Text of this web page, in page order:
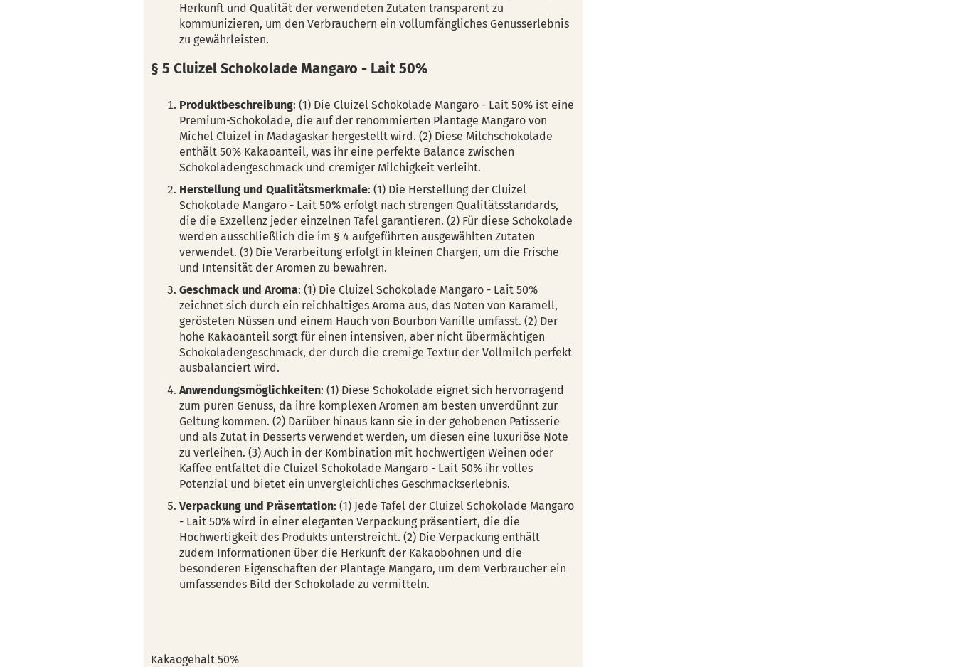
Herkunft und Qualität der verwendeten Zutaten transparent zu
kommunizieren, um den Verbrauchern ein vollumfängliches Genusserlebnis
zu gewährleisten.
§ 5 Cluizel Schokolade Mangaro - Lait 50%
Produktbeschreibung: (1) Die Cluizel Schokolade Mangaro - Lait 50% ist eine
Premium-Schokolade, die auf der renommierten Plantage Mangaro von
Michel Cluizel in Madagaskar hergestellt wird. (2) Diese Milchschokolade
enthält 50% Kakaoanteil, was ihr eine perfekte Balance zwischen
Schokoladengeschmack und cremiger Milchigkeit verleiht.
Herstellung und Qualitätsmerkmale: (1) Die Herstellung der Cluizel
Schokolade Mangaro - Lait 50% erfolgt nach strengen Qualitätsstandards,
die die Exzellenz jeder einzelnen Tafel garantieren. (2) Für diese Schokolade
werden ausschließlich die im § 4 aufgeführten ausgewählten Zutaten
verwendet. (3) Die Verarbeitung erfolgt in kleinen Chargen, um die Frische
und Intensität der Aromen zu bewahren.
Geschmack und Aroma: (1) Die Cluizel Schokolade Mangaro - Lait 50%
zeichnet sich durch ein reichhaltiges Aroma aus, das Noten von Karamell,
gerösteten Nüssen und einem Hauch von Bourbon Vanille umfasst. (2) Der
hohe Kakaoanteil sorgt für einen intensiven, aber nicht übermächtigen
Schokoladengeschmack, der durch die cremige Textur der Vollmilch perfekt
ausbalanciert wird.
Anwendungsmöglichkeiten: (1) Diese Schokolade eignet sich hervorragend
zum puren Genuss, da ihre komplexen Aromen am besten unverdünnt zur
Geltung kommen. (2) Darüber hinaus kann sie in der gehobenen Patisserie
und als Zutat in Desserts verwendet werden, um diesen eine luxuriöse Note
zu verleihen. (3) Auch in der Kombination mit hochwertigen Weinen oder
Kaffee entfaltet die Cluizel Schokolade Mangaro - Lait 50% ihr volles
Potenzial und bietet ein unvergleichliches Geschmackserlebnis.
Verpackung und Präsentation: (1) Jede Tafel der Cluizel Schokolade Mangaro
- Lait 50% wird in einer eleganten Verpackung präsentiert, die die
Hochwertigkeit des Produkts unterstreicht. (2) Die Verpackung enthält
zudem Informationen über die Herkunft der Kakaobohnen und die
besonderen Eigenschaften der Plantage Mangaro, um dem Verbraucher ein
umfassendes Bild der Schokolade zu vermitteln.
Kakaogehalt 50%